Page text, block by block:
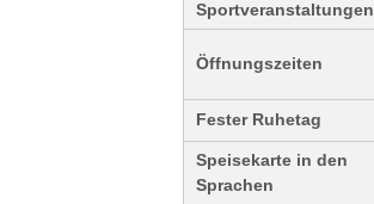
Sportveranstaltungen
Öffnungszeiten
Fester Ruhetag
Speisekarte in den
Sprachen